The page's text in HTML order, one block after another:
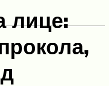
лице: